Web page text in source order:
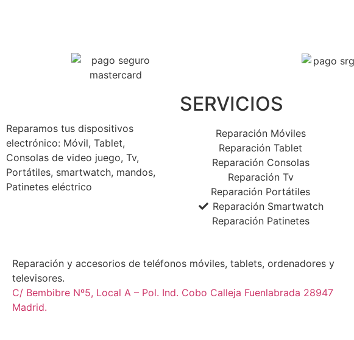
Reparamos tus dispositivos
electrónico: Móvil, Tablet,
Consolas de video juego, Tv,
Portátiles, smartwatch, mandos,
Patinetes eléctrico
SERVICIOS
Reparación Móviles
Reparación Tablet
Reparación Consolas
Reparación Tv
Reparación Portátiles
Reparación Smartwatch
Reparación Patinetes
Reparación y accesorios de teléfonos móviles, tablets, ordenadores y
televisores.
C/ Bembibre Nº5, Local A – Pol. Ind. Cobo Calleja Fuenlabrada 28947
Madrid.